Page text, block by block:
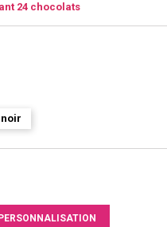
24 chocolats
PERSONNALISATION